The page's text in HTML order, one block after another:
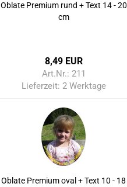
Oblate Premium rund + Text 14 - 20
cm
8,49 EUR
Art.Nr.: 211
Lieferzeit: 2 Werktage
Oblate Premium oval + Text 10 - 18